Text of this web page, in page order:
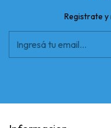
Registrate